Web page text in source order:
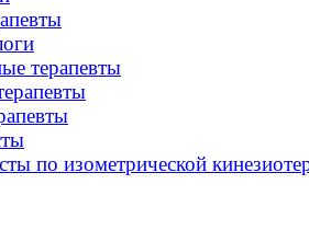
терапевты
по изометрической